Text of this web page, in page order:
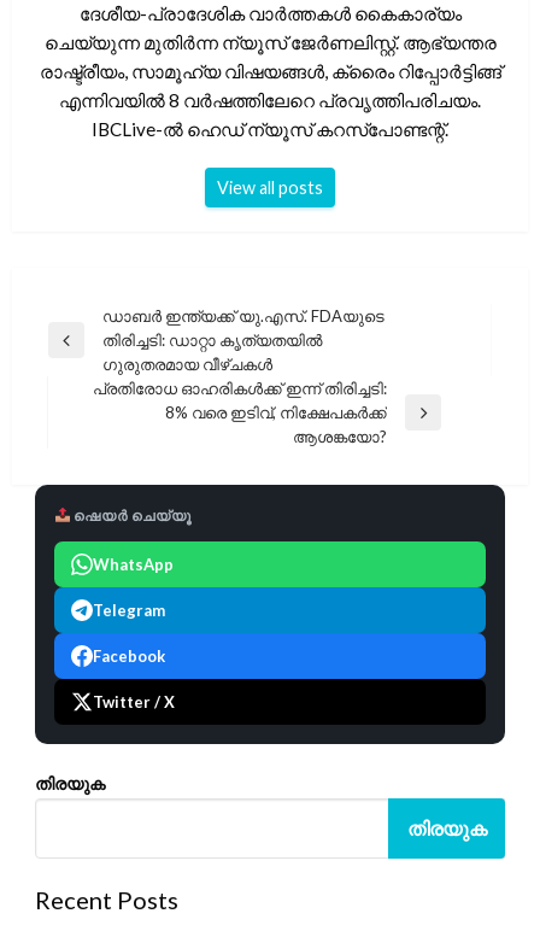
ദേശീയ-പ്രാദേശിക വാർത്തകൾ കൈകാര്യം
ചെയ്യുന്ന മുതിർന്ന ന്യൂസ് ജേർണലിസ്റ്റ്. ആഭ്യന്തര
രാഷ്ട്രീയം, സാമൂഹ്യ വിഷയങ്ങൾ, ക്രൈം റിപ്പോർട്ടിങ്ങ്
എന്നിവയിൽ 8 വർഷത്തിലേറെ പ്രവൃത്തിപരിചയം.
IBCLive-ൽ ഹെഡ് ന്യൂസ് കറസ്പോണ്ടന്റ്.
View all posts
പോസ്റ്റുകളിലൂടെ
Previous
ഡാബർ ഇന്ത്യക്ക് യു.എസ്. FDAയുടെ
തിരിച്ചടി: ഡാറ്റാ കൃത്യതയിൽ
ഗുരുതരമായ വീഴ്ചകൾ
പ്രതിരോധ ഓഹരികൾക്ക് ഇന്ന് തിരിച്ചടി:
8% വരെ ഇടിവ്, നിക്ഷേപകർക്ക്
ആശങ്കയോ?
ഷെയർ ചെയ്യൂ
WhatsApp
Telegram
Facebook
Twitter / X
തിരയുക
തിരയുക
Recent Posts